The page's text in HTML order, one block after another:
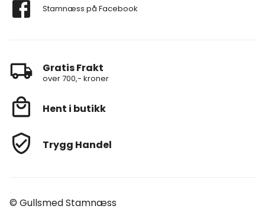
Stamnæss på Facebook
Gratis Frakt
over 700,- kroner
Hent i butikk
Trygg Handel
© Gullsmed Stamnæss